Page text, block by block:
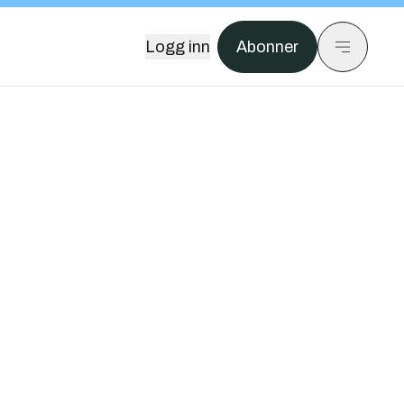
Logg inn Abonner